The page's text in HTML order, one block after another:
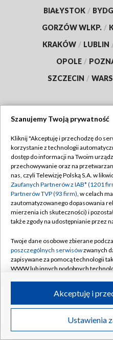
BIAŁYSTOK /
GORZÓW WLKP. /
KRAKÓW / LUBLIN
OPOLE /
SZCZECIN /
Abonament TVP
Emisja w TVP
Centrum informacji TVP
Naziemna Telewizja
Rada Programowa
System NOS
Informacje o nadawcy
Program dla prasy
Ogłoszenie przetargowe
Polityka
©2026 Telewizja
Szanujemy Twoją prywatność
Kliknij "Akceptuję i przechodzę do
korzystanie z technologii
dostęp do informacji na Twoim
przechowywanie oraz na
nas, czyli Telewizję Polską S.A. w
Zaufanych Partnerów z IAB* (1201
Partnerów TVP (93 firm), w celach
zautomatyzowanego dopasowania
mierzenia ich skuteczności) i
także zgody na udostępnianie przez
Twoje dane osobowe zbierane
poszczególnych serwisówzwanych
zapisywane za pomocą technologii
WWW lub innych podobnych
ruchu w Internecie.
Twoje dane osobowe zbierane
poszczególnych serwisówna Portalu,
Ustawienia
Akceptuję i